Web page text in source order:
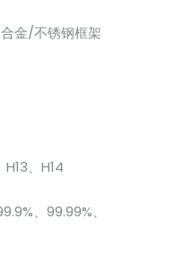
锈钢框架
H13、H14
、99.99%、